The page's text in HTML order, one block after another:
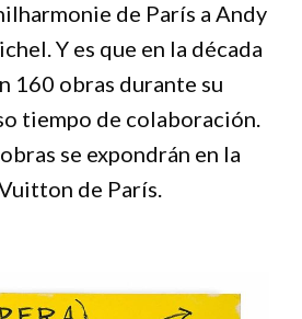
de París a Andy
Y es que en la década
160 obras durante su
tiempo de colaboración.
se expondrán en la
de París.